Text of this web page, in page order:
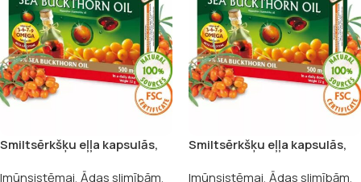
Smiltsērkšķu eļļa kapsulās,
Imūnsistēmai, Ādas slimībām,
Smiltsērkšķu eļļa kapsulās,
Imūnsistēmai, Ādas slimībām,